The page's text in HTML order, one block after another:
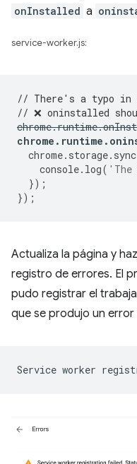
onInstalled a
service-worker.js:
// There's a typo in
// ❌ oninstalled
chrome.runtime.
chrome . runtime .
chrome. storage. sync
console. log( 'The
});
});
Actualiza la página y
registro de errores. El
pudo registrar el
que se produjo un
Service worker